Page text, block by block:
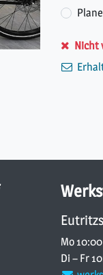
Nicht
Mo
Di – Fr